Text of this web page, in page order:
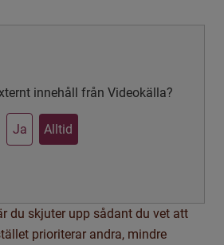
innehåll från Videokälla?
Ja Alltid
du skjuter upp sådant du vet att
prioriterar andra, mindre